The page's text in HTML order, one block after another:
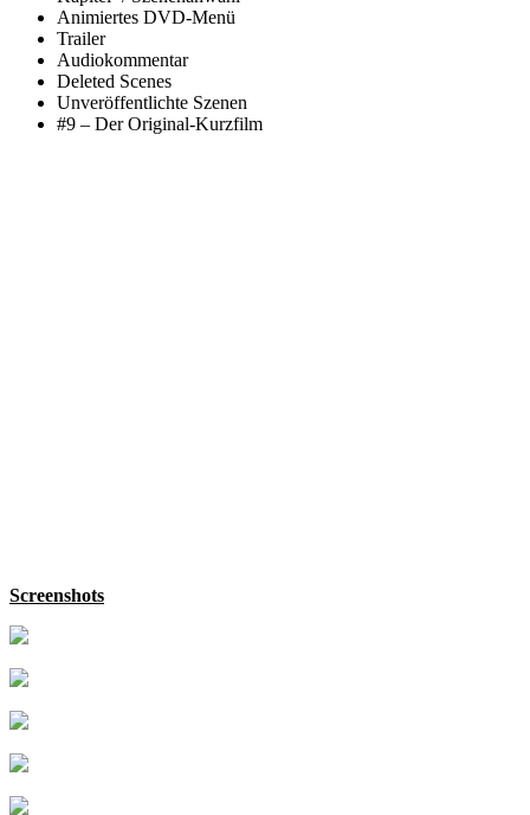
Animiertes DVD-Menü
Trailer
Audiokommentar
Deleted Scenes
Unveröffentlichte Szenen
#9 – Der Original-Kurzfilm
Screenshots